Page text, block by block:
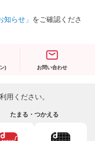
知らせ」 をご確認くださ
) お問い合わせ
用ください。
たまる・つかえる